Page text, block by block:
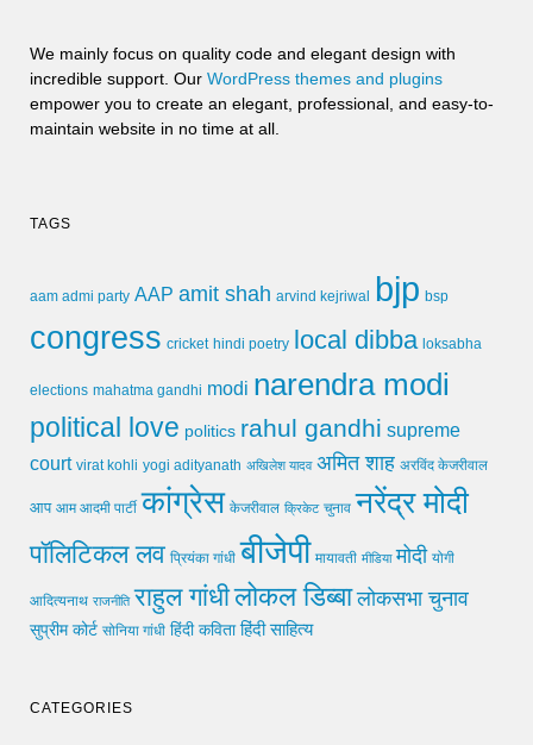
We mainly focus on quality code and elegant design with
incredible support. Our WordPress themes and plugins
empower you to create an elegant, professional, and easy-to-
maintain website in no time at all.
TAGS
aam admi party AAP amit shah arvind kejriwal bjp bsp
congress cricket hindi poetry local dibba loksabha
elections mahatma gandhi modi narendra modi
political love politics rahul gandhi supreme
court virat kohli yogi adityanath अखिलेश यादव अमित शाह अरविंद केजरीवाल
आप आम आदमी पार्टी कांग्रेस केजरीवाल क्रिकेट चुनाव नरेंद्र मोदी
पॉलिटिकल लव प्रियंका गांधी बीजेपी मायावती मीडिया मोदी योगी
आदित्यनाथ राजनीति राहुल गांधीलोकल डिब्बा लोकसभा चुनाव
सुप्रीम कोर्ट सोनिया गांधी हिंदी कविता हिंदी साहित्य
CATEGORIES